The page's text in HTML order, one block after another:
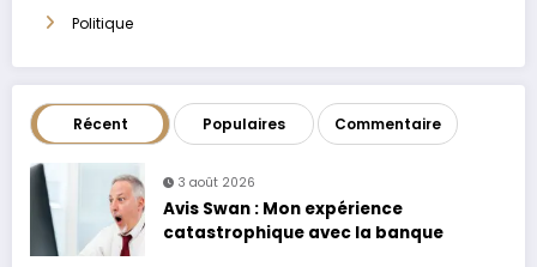
Politique
Récent Populaires Commentaire
3 août 2026
Avis Swan : Mon expérience
catastrophique avec la banque